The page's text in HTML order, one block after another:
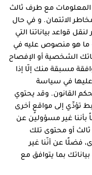
المعلومات مع طرف ثالث
الائتمان. و في حال
قواعد بياناتنا التي
هو منصوص عليه في
الشخصية أو الإفصاح
مسبقة منك إلّا إذا
في سياسة
القانون. وقد يحتوي
تؤدِّي إلى مواقعٍ أخرى
بأننا غير مسؤولين عن
أو محتوى تلك
فضلًا عن أنّنا غير
بما يتوافق مع